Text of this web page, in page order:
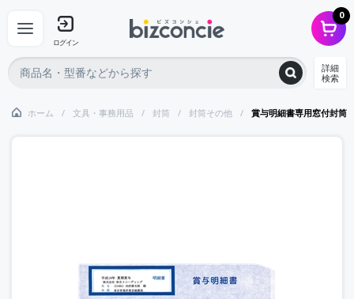
ログイン
0
詳細
検索
ホーム 文具・事務用品 封筒 封筒その他 賞与明細書専用窓付封筒